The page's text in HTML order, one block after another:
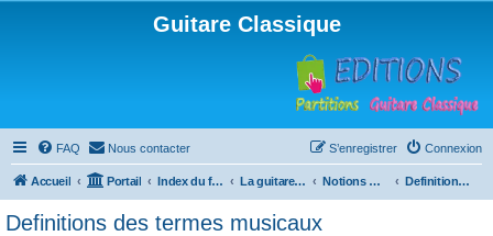
Guitare Classique
FAQ Nous contacter Connexion
S’enregistrer
Accueil Portail Index du forum La guitare : instrument, cours et théorie Notions musicales Definitions des termes musicaux
Definitions des termes musicaux